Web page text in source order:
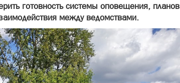
готовность системы оповещения, планов
между ведомствами.